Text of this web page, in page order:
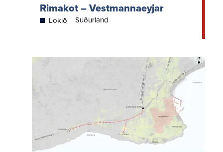
Rimakot – Vestmannaeyjar
Lokið Suðurland